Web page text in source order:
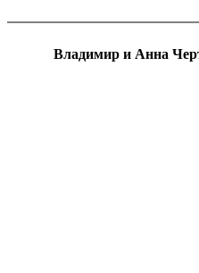
Владимир и Анна